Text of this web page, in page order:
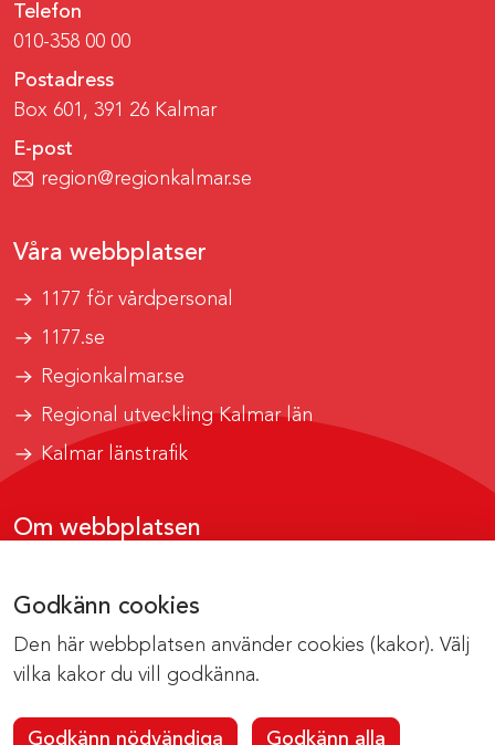
Godkänn cookies
Den här webbplatsen använder cookies (kakor). Välj
vilka kakor du vill godkänna.
Godkänn nödvändiga Godkänn alla
Telefon
010-358 00 00
Postadress
Box 601, 391 26 Kalmar
E-post
region@regionkalmar.se
Våra webbplatser
1177 för vårdpersonal
1177.se
Regionkalmar.se
Regional utveckling Kalmar län
Kalmar länstrafik
Om webbplatsen
Om cookies
Kontakta webbredaktionen